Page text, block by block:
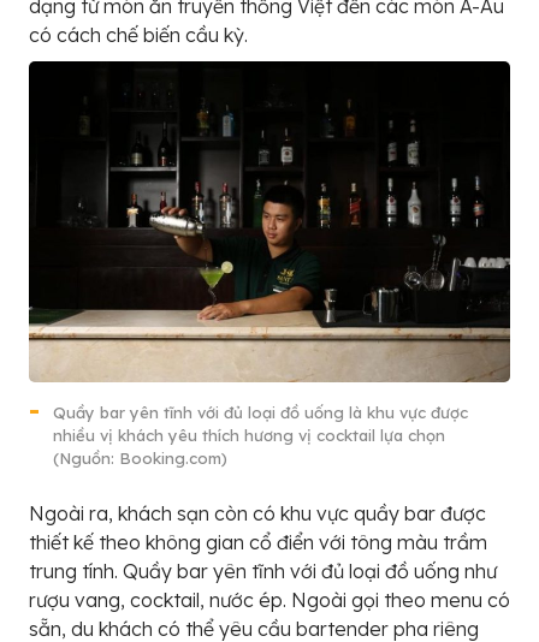
dạng từ món ăn truyền thống Việt đến các món Á-Âu
có cách chế biến cầu kỳ.
Quầy bar yên tĩnh với đủ loại đồ uống là khu vực được
nhiều vị khách yêu thích hương vị cocktail lựa chọn
(Nguồn: Booking.com)
Ngoài ra, khách sạn còn có khu vực quầy bar được
thiết kế theo không gian cổ điển với tông màu trầm
trung tính. Quầy bar yên tĩnh với đủ loại đồ uống như
rượu vang, cocktail, nước ép. Ngoài gọi theo menu có
sẵn, du khách có thể yêu cầu bartender pha riêng